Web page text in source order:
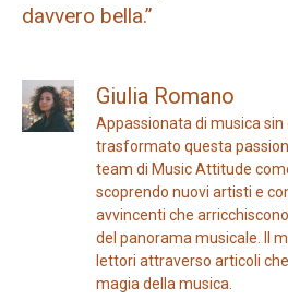
davvero bella.”
Giulia Romano
Appassionata di musica sin
trasformato questa
team di Music Attitude
scoprendo nuovi artisti e
avvincenti che
del panorama musicale. Il
lettori attraverso articoli
magia della musica.